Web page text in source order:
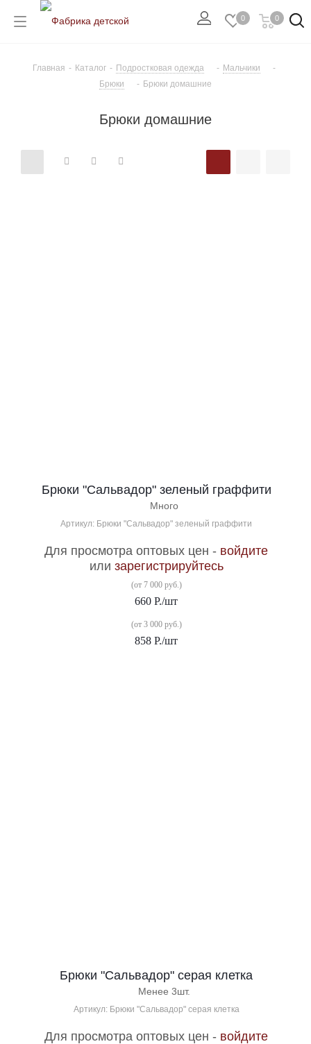
0 0
Главная - Каталог - Подростковая одежда - Мальчики
-
Брюки
- Брюки домашние
Брюки домашние
Брюки "Сальвадор" зеленый граффити
Много
Артикул: Брюки "Сальвадор" зеленый граффити
Для просмотра оптовых цен - войдите
или зарегистрируйтесь
(от 7 000 руб.)
660 Р./шт
(от 3 000 руб.)
858 Р./шт
Брюки "Сальвадор" серая клетка
Менее 3шт.
Артикул: Брюки "Сальвадор" серая клетка
Для просмотра оптовых цен - войдите